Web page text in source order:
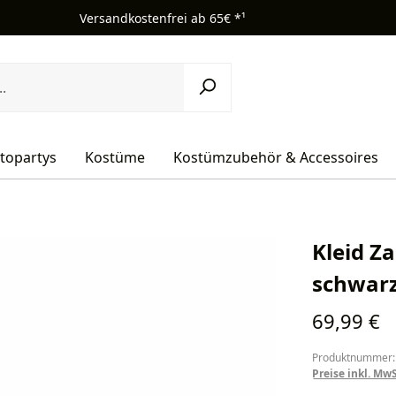
Versandkostenfrei ab 65€ *¹
Kostüme Kostümzubehör & Accessoires
Kleid
Regulärer
69,99 €
Preise inkl.